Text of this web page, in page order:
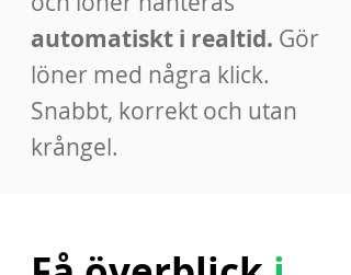
automatiskt i realtid. Gör
löner med några klick.
Snabbt, korrekt och utan
krångel.